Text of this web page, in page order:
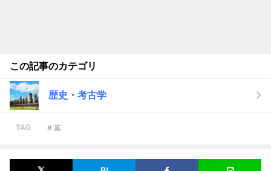
この記事のカテゴリ
歴史・考古学
TAG # 墓